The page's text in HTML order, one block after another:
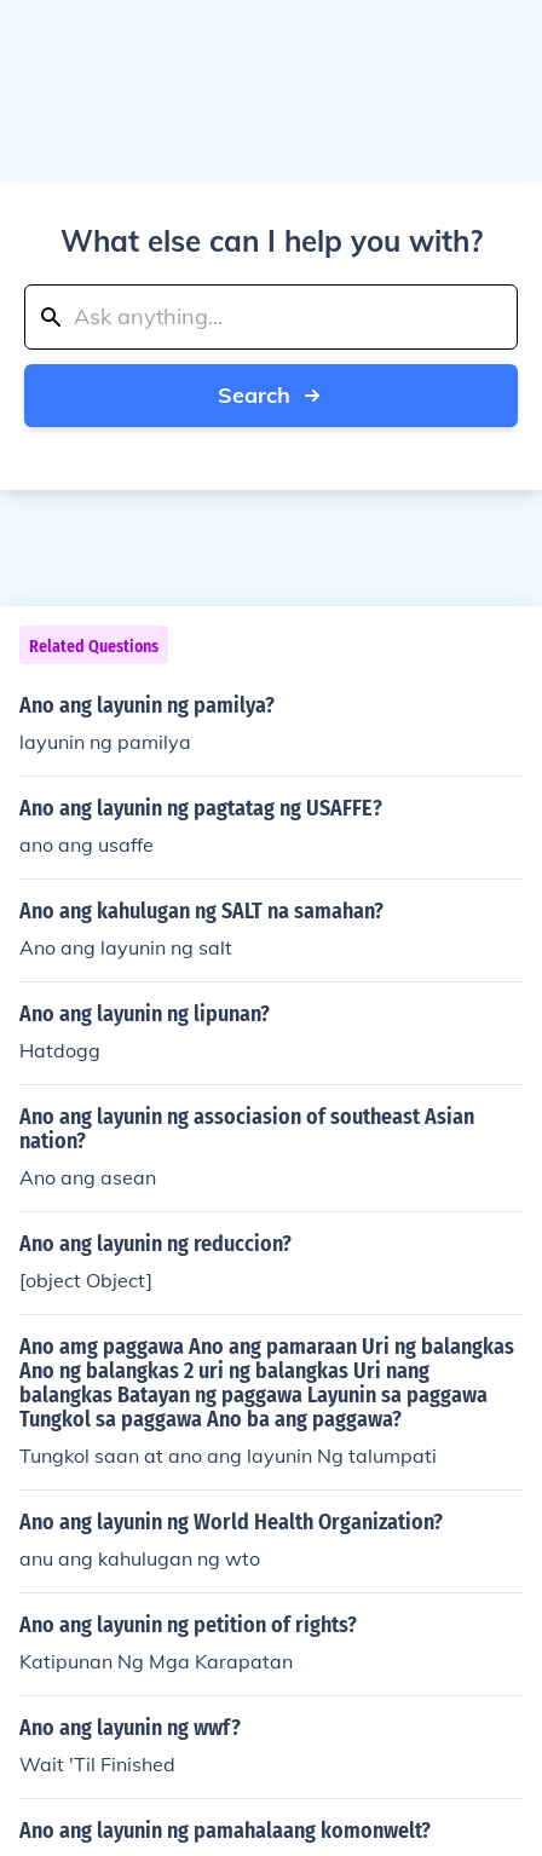
What else can I help you with?
Search
Related Questions
Ano ang layunin ng pamilya?
layunin ng pamilya
Ano ang layunin ng pagtatag ng USAFFE?
ano ang usaffe
Ano ang kahulugan ng SALT na samahan?
Ano ang layunin ng salt
Ano ang layunin ng lipunan?
Hatdogg
Ano ang layunin ng associasion of southeast Asian
nation?
Ano ang asean
Ano ang layunin ng reduccion?
[object Object]
Ano amg paggawa Ano ang pamaraan Uri ng balangkas
Ano ng balangkas 2 uri ng balangkas Uri nang
balangkas Batayan ng paggawa Layunin sa paggawa
Tungkol sa paggawa Ano ba ang paggawa?
Tungkol saan at ano ang layunin Ng talumpati
Ano ang layunin ng World Health Organization?
anu ang kahulugan ng wto
Ano ang layunin ng petition of rights?
Katipunan Ng Mga Karapatan
Ano ang layunin ng wwf?
Wait 'Til Finished
Ano ang layunin ng pamahalaang komonwelt?